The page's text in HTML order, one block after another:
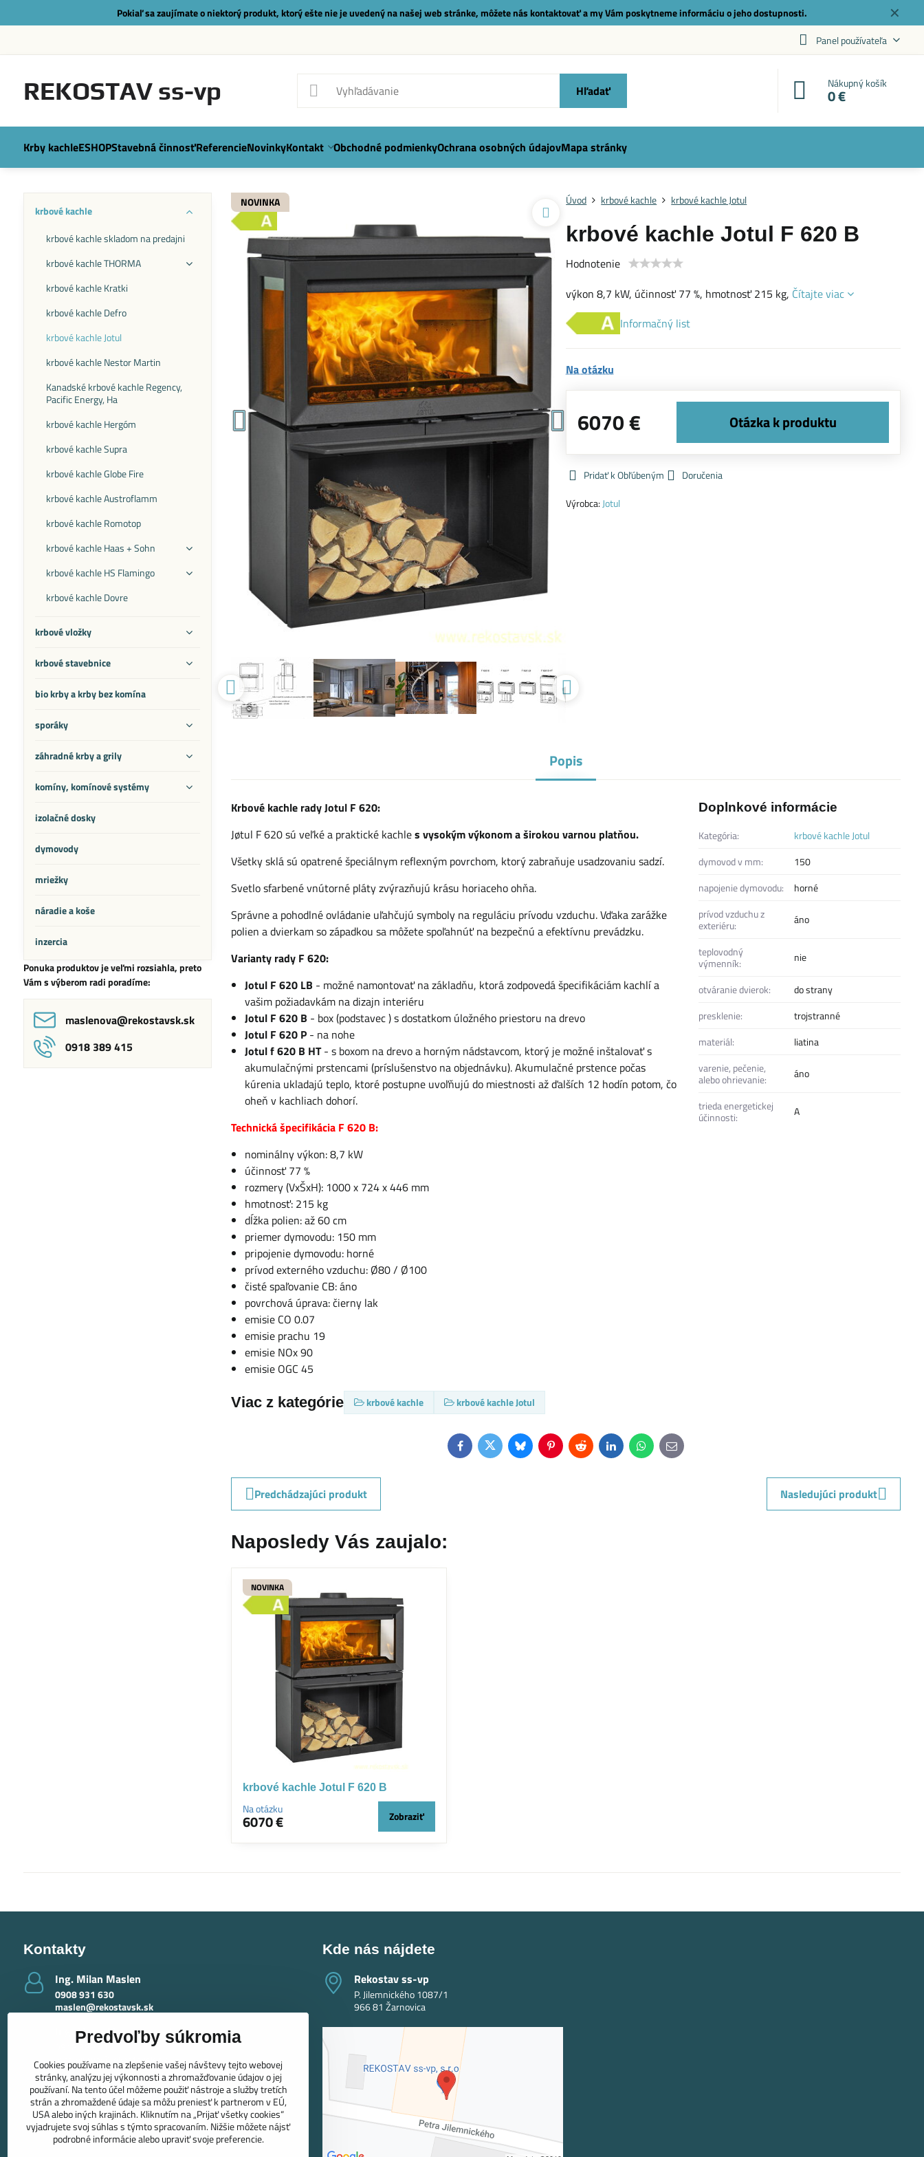
✕
Pokiaľ sa zaujímate o niektorý produkt, ktorý ešte nie je uvedený na našej web stránke, môžete nás kontaktovaťa my Vám poskytneme informáciu o jeho dostupnosti.
Panel používateľa
REKOSTAV ss-vp Hľadať Nákupný košík
0 €
Krby kachleESHOPStavebná činnosťReferencieNovinkyKontakt Obchodné podmienkyOchrana osobných údajovMapa stránky
NOVINKA Úvod krbové kachle krbové kachle Jotul
krbové kachle Jotul F 620 B
Hodnotenie
výkon 8,7 kW, účinnosť 77 %, hmotnosť 215 kg, Čítajte viac
Informačný list
Na otázku
6070 €
Pridať k Obľúbeným
Doručenia
Výrobca: Jotul
Popis
Krbové kachle rady Jotul F 620:
Jøtul F 620 sú veľké a praktické kachles vysokým výkonom a širokou varnou platňou.
Všetky sklá sú opatrené špeciálnym reflexným povrchom, ktorý zabraňuje usadzovaniu sadzí.
Svetlo sfarbené vnútorné pláty zvýrazňujú krásu horiaceho ohňa.
Správne a pohodlné ovládanie uľahčujú symboly na reguláciu prívodu vzduchu. Vďaka zarážke
polien a dvierkam so západkou sa môžete spoľahnúť na bezpečnú a efektívnu prevádzku.
Varianty rady F 620:
Jotul F 620 LB - možné namontovať na základňu, ktorá zodpovedá špecifikáciám kachlí a
vašim požiadavkám na dizajn interiéru
Jotul F 620 B - box (podstavec ) s dostatkom úložného priestoru na drevo
Jotul F 620 P - na nohe
Jotul f 620 B HT- s boxom na drevo a horným nádstavcom, ktorý je možné inštalovať s
akumulačnými prstencami (príslušenstvo na objednávku). Akumulačné prstence počas
kúrenia ukladajú teplo, ktoré postupne uvoľňujú do miestnosti až ďalších 12 hodín potom, čo
oheň v kachliach dohorí.
Technická špecifikácia F 620 B:
nominálny výkon: 8,7 kW
účinnosť 77 %
rozmery (VxŠxH): 1000 x 724 x 446 mm
hmotnosť: 215 kg
dĺžka polien: až 60 cm
priemer dymovodu: 150 mm
pripojenie dymovodu: horné
prívod externého vzduchu: Ø80 / Ø100
čisté spaľovanie CB: áno
povrchová úprava: čierny lak
emisie CO 0.07
emisie prachu 19
emisie NOx 90
emisie OGC 45
Viac z kategórie krbové kachle krbové kachle Jotul
Doplnkové informácie
Kategória:
krbové kachle Jotul
dymovod v mm:
150
napojenie dymovodu:
horné
prívod vzduchu z
exteriéru:
áno
teplovodný
výmenník:
nie
otváranie dvierok:
do strany
presklenie:
trojstranné
materiál:
liatina
varenie, pečenie,
alebo ohrievanie:
áno
trieda energetickej
účinnosti:
A
FacebookTwitterBlueskyPinterestRedditLinkedInWhatsApp
E-
mail
Predchádzajúci produkt
Nasledujúci produkt
Naposledy Vás zaujalo:
NOVINKA
krbové kachle Jotul F 620 B
Na otázku
6070 € Zobraziť
krbové kachle
krbové kachle skladom na predajni
krbové kachle THORMA
krbové kachle Kratki
krbové kachle Defro
krbové kachle Jotul
krbové kachle Nestor Martin
Kanadské krbové kachle Regency,
Pacific Energy, Ha
krbové kachle Hergóm
krbové kachle Supra
krbové kachle Globe Fire
krbové kachle Austroflamm
krbové kachle Romotop
krbové kachle Haas + Sohn
krbové kachle HS Flamingo
krbové kachle Dovre
krbové vložky
krbové stavebnice
bio krby a krby bez komína
sporáky
záhradné krby a grily
komíny, komínové systémy
izolačné dosky
dymovody
mriežky
náradie a koše
inzercia
Ponuka produktov je veľmi rozsiahla, preto
Vám s výberom radi poradíme:
maslenova​@rekostavsk​.sk
0918 389 415
Kontakty
Ing​. Milan Maslen
0908 931 630
maslen@rekostavsk.sk
Ing​. Mária Maslenová - krby
0918 389 415
maslenova@rekostavsk.sk
Kde nás nájdete
Rekostav ss-vp
P. Jilemnického 1087/1
966 81 Žarnovica
Predvoľby súkromia
Cookies používame na zlepšenie vašej návštevy tejto webovej
stránky, analýzu jej výkonnosti a zhromažďovanie údajov o jej
používaní. Na tento účel môžeme použiť nástroje a služby tretích
strán a zhromaždené údaje sa môžu preniesť k partnerom v EÚ,
USA alebo iných krajinách. Kliknutím na „Prijať všetky cookies“
vyjadrujete svoj súhlas s týmto spracovaním. Nižšie môžete nájsť
podrobné informácie alebo upraviť svoje preferencie.